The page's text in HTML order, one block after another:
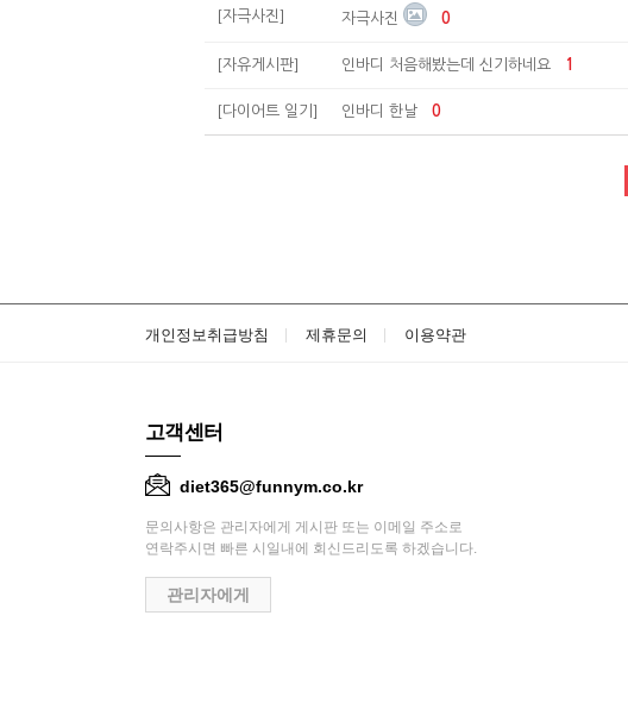
[자극사진] 자극사진 0
[자유게시판] 인바디 처음해봤는데 신기하네요 1
[다이어트 일기] 인바디 한날 0
개인정보취급방침 제휴문의 이용약관
고객센터
diet365@funnym.co.kr
문의사항은 관리자에게 게시판 또는 이메일 주소로
연락주시면 빠른 시일내에 회신드리도록 하겠습니다.
관리자에게